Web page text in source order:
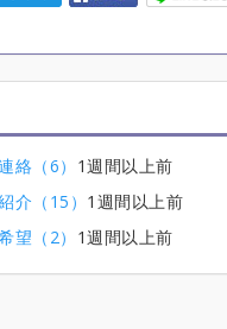
絡（6） 1週間以上前
介（15） 1週間以上前
望（2） 1週間以上前